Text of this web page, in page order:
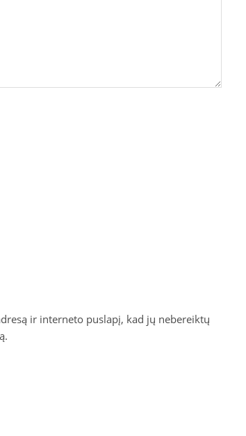
ir interneto puslapį, kad jų nebereiktų